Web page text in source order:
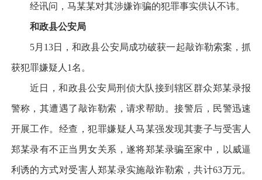
经讯问，马某某对其涉嫌诈骗的犯罪事实供认不讳。
和政县公安局
5月13日，和政县公安局成功破获一起敲诈勒索案，抓
获犯罪嫌疑人1名。
近日，和政县公安局刑侦大队接到辖区群众郑某录报
警称，其遭遇了敲诈勒索，请求帮助。接警后，民警迅速
开展工作。经查，犯罪嫌疑人马某强发现其妻子与受害人
郑某录有不正当男女关系，遂将郑某录骗至家中，以威逼
利诱的方式对受害人郑某录实施敲诈勒索，共计63万元。